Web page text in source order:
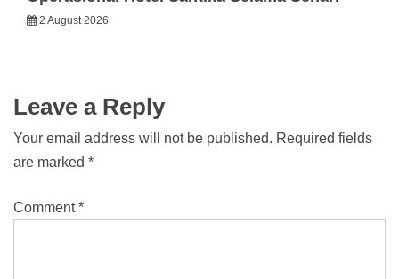
2 August 2026
Leave a Reply
Your email address will not be published. Required fields
are marked *
Comment*